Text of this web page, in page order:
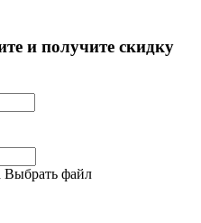
и получите скидку
Выбрать файл